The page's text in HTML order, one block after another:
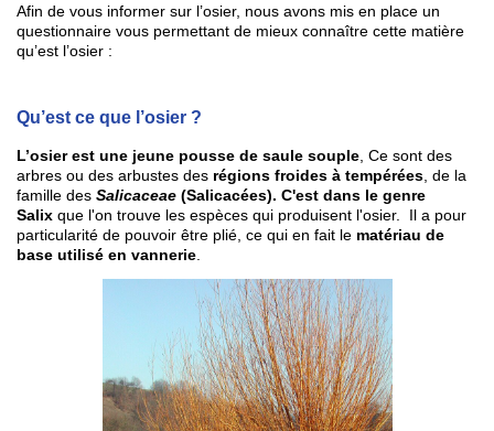
Afin de vous informer sur l’osier, nous avons mis en place un
questionnaire vous permettant de mieux connaître cette matière
qu’est l’osier :
Qu’est ce que l’osier ?
L’osier est une jeune pousse de saule souple , Ce sont des
arbres ou des arbustes des régions froides à tempérées , de la
famille des Salicaceae (Salicacées). C'est dans le genre
Salix que l'on trouve les espèces qui produisent l'osier. Il a pour
particularité de pouvoir être plié, ce qui en fait le matériau de
base utilisé en vannerie